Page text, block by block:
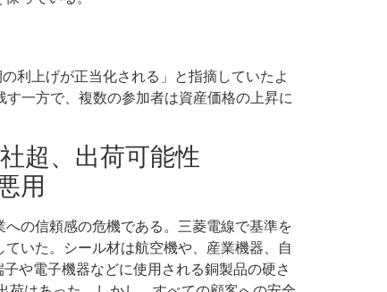
利上げが正当化される」と指摘していたよ
一方で、複数の参加者は資産価格の上昇に
超、出荷可能性
用
の信頼感の危機である。三菱電線で基準を
いた。シール材は航空機や、産業機器、自
や電子機器などに使用される銅製品の硬さ